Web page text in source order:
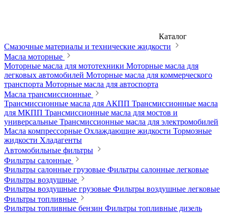
Каталог
Смазочные материалы и технические жидкости
Масла моторные
Моторные масла для мототехники Моторные масла для
легковых автомобилей Моторные масла для коммерческого
транспорта Моторные масла для автоспорта
Масла трансмиссионные
Трансмиссионные масла для АКПП Трансмиссионные масла
для МКПП Трансмиссионные масла для мостов и
универсальные Трансмиссионные масла для электромобилей
Масла компрессорные Охлаждающие жидкости Тормозные
жидкости Хладагенты
Автомобильные фильтры
Фильтры салонные
Фильтры салонные грузовые Фильтры салонные легковые
Фильтры воздушные
Фильтры воздушные грузовые Фильтры воздушные легковые
Фильтры топливные
Фильтры топливные бензин Фильтры топливные дизель